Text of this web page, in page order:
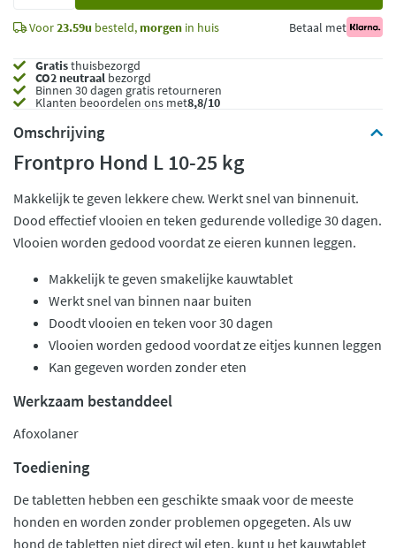
Voor23.59u besteld, morgen in huis Betaal met
Gratisthuisbezorgd
CO2 neutraal bezorgd
Binnen 30 dagen gratis retourneren
Klanten beoordelen ons met8,8/10
Omschrijving
Frontpro Hond L 10-25 kg
Makkelijk te geven lekkere chew. Werkt snel van binnenuit.
Dood effectief vlooien en teken gedurende volledige 30 dagen.
Vlooien worden gedood voordat ze eieren kunnen leggen.
Makkelijk te geven smakelijke kauwtablet
Werkt snel van binnen naar buiten
Doodt vlooien en teken voor 30 dagen
Vlooien worden gedood voordat ze eitjes kunnen leggen
Kan gegeven worden zonder eten
Werkzaam bestanddeel
Afoxolaner
Toediening
De tabletten hebben een geschikte smaak voor de meeste
honden en worden zonder problemen opgegeten. Als uw
hond de tabletten niet direct wil eten, kunt u het kauwtablet